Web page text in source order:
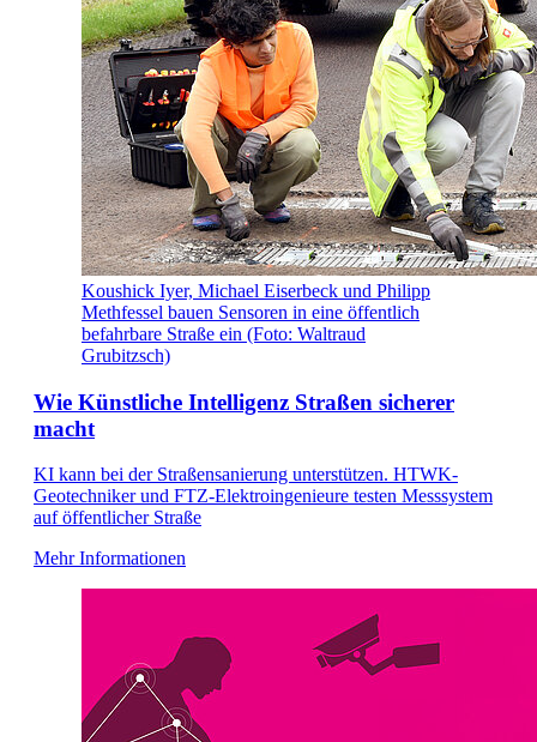
Koushick Iyer, Michael Eiserbeck und Philipp
Methfessel bauen Sensoren in eine öffentlich
befahrbare Straße ein (Foto: Waltraud
Grubitzsch)
Wie Künstliche Intelligenz Straßen sicherer
macht
KI kann bei der Straßensanierung unterstützen. HTWK-
Geotechniker und FTZ-Elektroingenieure testen Messsystem
auf öffentlicher Straße
Mehr Informationen